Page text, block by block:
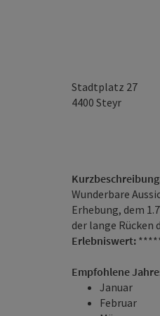
Stadtplatz 27
4400 Steyr
Wunderbare
Erhebung, dem
der lange Rücken
Erlebniswert:
Empfohlene
Januar
Februar